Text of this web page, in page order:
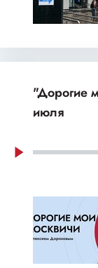
"Дорогие
июля